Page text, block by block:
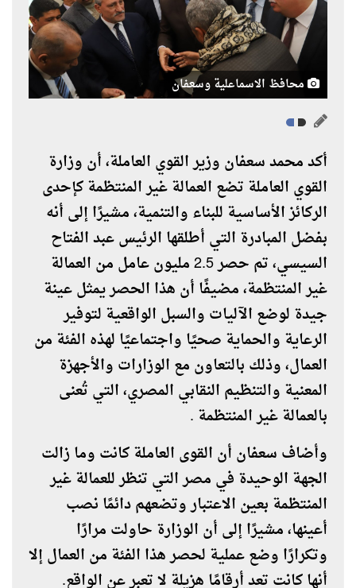
محافظ الاسماعلية وسعفان
أكد محمد سعفان وزير القوي العاملة، أن وزارة
القوي العاملة تضع العمالة غير المنتظمة كإحدى
الركائز الأساسية للبناء والتنمية، مشيرًا إلى أنه
بفضل المبادرة التي أطلقها الرئيس عبد الفتاح
السيسي، تم حصر 2.5 مليون عامل من العمالة
غير المنتظمة، مضيفًا أن هذا الحصر يمثل عينة
جيدة لوضع الآليات والسبل الواقعية لتوفير
الرعاية والحماية صحيًا واجتماعيًا لهذه الفئة من
العمال، وذلك بالتعاون مع الوزارات والأجهزة
المعنية والتنظيم النقابي المصري، التي تُعنى
بالعمالة غير المنتظمة .
وأضاف سعفان أن القوى العاملة كانت وما زالت
الجهة الوحيدة في مصر التي تنظر للعمالة غير
المنتظمة بعين الاعتبار وتضعهم دائمًا نصب
أعينها، مشيرًا إلى أن الوزارة حاولت مرارًا
وتكرارًا وضع عملية لحصر هذا الفئة من العمال إلا
أنها كانت تعد أرقامًا هزيلة لا تعبر عن الواقع.